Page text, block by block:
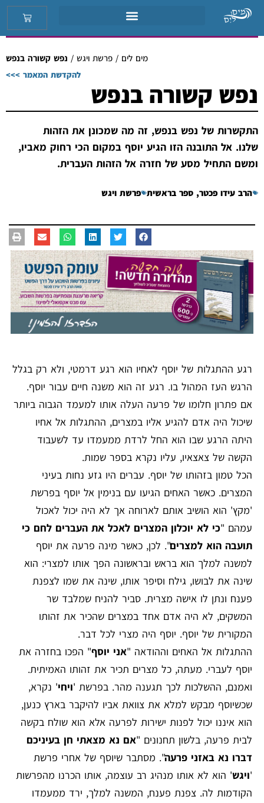
מים לים / פרשת ויגש / נפש קשורה בנפש
להקדשת המאמר >>>
נפש קשורה בנפש
התקשרות של נפש בנפש, זה מה שמכונן את הזהות
שלנו. אל התובנה הזו הגיע יוסף במקום הכי רחוק מאביו,
ומשם התחיל מסע של חזרה אל הזהות העברית.
הרב עידו פכטר, ספר בראשית פרשת ויגש
רגע ההתגלות של יוסף לאחיו הוא רגע דרמטי, ולא רק בגלל
הרגש העז המהול בו. רגע זה הוא משנה חיים עבור יוסף.
אם פתרון חלומו של פרעה העלה אותו למעמד הגבוה ביותר
שיכול היה אדם להגיע אליו במצרים, ההתגלות אל אחיו
היתה הרגע שבו הוא החל לרדת ממעמדו עד לשעבוד
הקשה של צאצאיו, עליו נקרא בספר שמות.
הכל טמון בזהותו של יוסף. עברים היו גזע נחות בעיני
המצרים. כאשר האחים הגיעו עם בנימין אל יוסף בפרשת
'מקץ' הוא הושיב אותם לארוחה אך לא היה יכול לאכול
עמהם "כי לא יוכלון המצרים לאכל את העברים לחם כי
תועבה הוא למצרים". לכן, כאשר מינה פרעה את יוסף
למשנה למלך הוא בראש ובראשונה הפך אותו למצרי: הוא
שינה את לבושו, גילח וסיפר אותו, שינה את שמו לצפנת
פענח ונתן לו אישה מצרית. סביר להניח שמלבד שר
המשקים, לא היה אדם אחד במצרים שהכיר את זהותו
המקורית של יוסף. יוסף היה מצרי לכל דבר.
ההתגלות אל האחים וההודאה "אני יוסף" הפכו בחזרה את
יוסף לעברי. מעתה, כל מצרים תכיר את זהותו האמיתית.
ואמנם, ההשלכות לכך תגענה מהר. בפרשת 'ויחי' נקרא,
שכשיוסף מבקש למלא את צוואת אביו להיקבר בארץ כנען,
הוא איננו יכול לפנות ישירות לפרעה אלא הוא שולח בקשה
לבית פרעה, בלשון תחנונים "אם נא מצאתי חן בעיניכם
דברו נא באזני פרעה". מסתבר שיוסף של אחרי פרשת
'ויגש' הוא לא אותו מנהיג רב עוצמה, אותו הכרנו מהפרשות
הקודמות לה. צפנת פענח, המשנה למלך, ירד ממעמדו